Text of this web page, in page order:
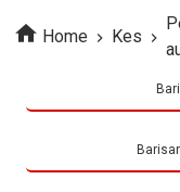
Home Kes